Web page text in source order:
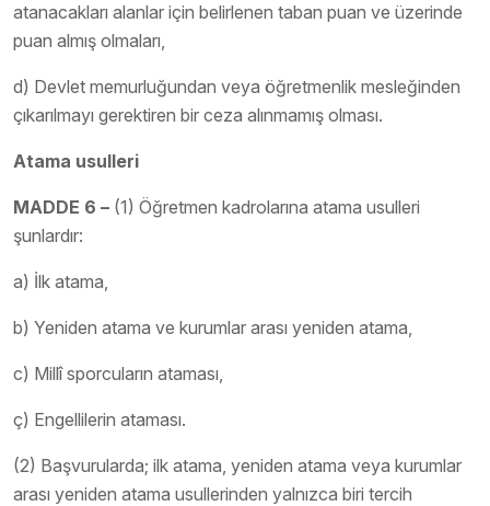
atanacakları alanlar için belirlenen taban puan ve üzerinde
puan almış olmaları,
d) Devlet memurluğundan veya öğretmenlik mesleğinden
çıkarılmayı gerektiren bir ceza alınmamış olması.
Atama usulleri
MADDE 6 – (1) Öğretmen kadrolarına atama usulleri
şunlardır:
a) İlk atama,
b) Yeniden atama ve kurumlar arası yeniden atama,
c) Millî sporcuların ataması,
ç) Engellilerin ataması.
(2) Başvurularda; ilk atama, yeniden atama veya kurumlar
arası yeniden atama usullerinden yalnızca biri tercih